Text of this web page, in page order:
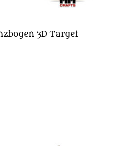
3D Target